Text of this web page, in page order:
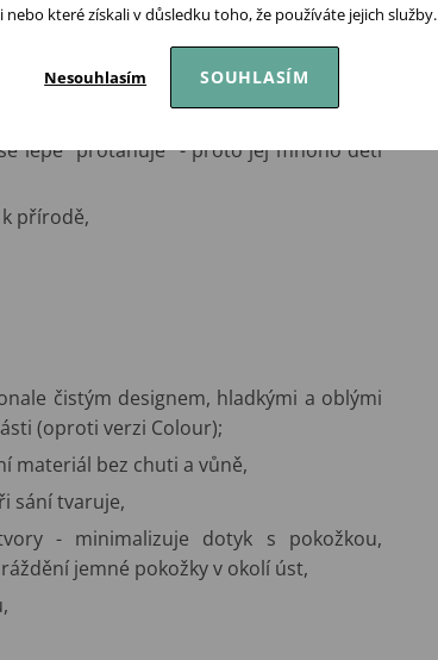
kroužku (skvěle padne k obličeji
(předchází hromadění slin a tím
medovou barvu, specifickou chuť a
lépe "protahuje" - proto jej mnoho dětí
přírodě,
čistým designem, hladkými a oblými
(oproti verzi Colour);
materiál bez chuti a vůně,
sání tvaruje,
- minimalizuje dotyk s pokožkou,
jemné pokožky v okolí úst,
nebo které získali v důsledku toho, že používáte jejich služby.
Nesouhlasím SOUHLASÍM